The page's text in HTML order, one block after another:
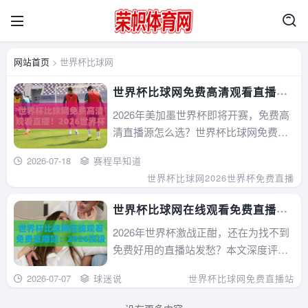
网站首页 > 世界杯比球网
世界杯比球网免费高清观看直播！
2026世界杯这样看才过瘾（世界杯
比球网）
2026年美加墨世界杯即将开赛，免费高
清直播源怎么选？世界杯比球网免费高
本文从实际体验出发，揭秘它到底稳不
稳、清不清晰、有没有坑，并附上答疑
和避坑指南，帮你省心省钱看完整届世
界杯。...
2026-07-18
赛程早知道
世界杯比球网2026世界杯免费直播
世界杯比球网在线观看免费直播
站：2026顶级观赛体验（世界杯比
球网）
2026年世界杯激战正酣，还在为找不到
免费好用的直播站发愁？本文深度评测
实测稳定性、画质、操作到常见避坑指
2026-07-07 球迷说 世界杯比球网免费直播站